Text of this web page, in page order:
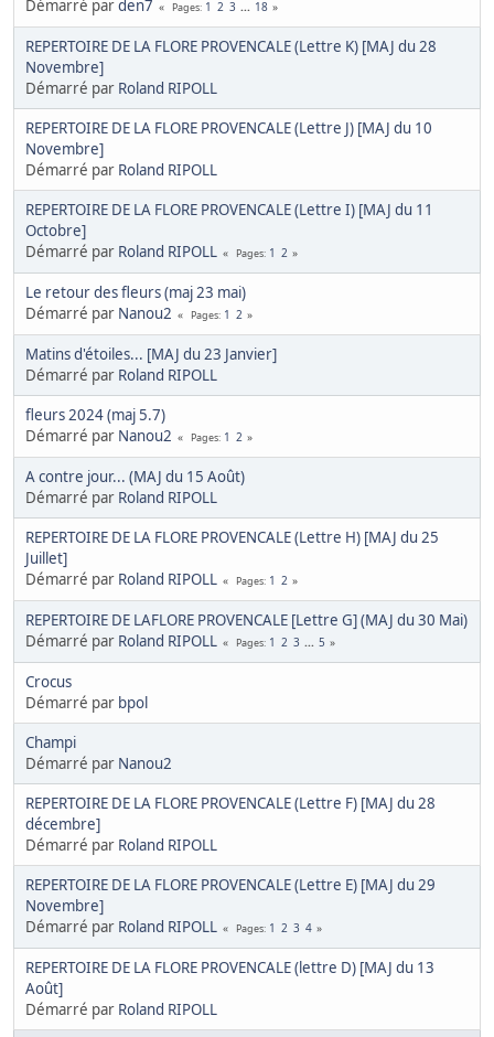
Démarré parden7 Pages 1 2 3 ... 18
REPERTOIRE DE LA FLORE PROVENCALE (Lettre K) [MAJ du 28
Novembre]
Démarré par Roland RIPOLL
REPERTOIRE DE LA FLORE PROVENCALE (Lettre J) [MAJ du 10
Novembre]
Démarré par Roland RIPOLL
REPERTOIRE DE LA FLORE PROVENCALE (Lettre I) [MAJ du 11
Octobre]
Démarré par Roland RIPOLL Pages 1 2
Le retour des fleurs (maj 23 mai)
Démarré par Nanou2 Pages 1 2
Matins d'étoiles... [MAJ du 23 Janvier]
Démarré par Roland RIPOLL
fleurs 2024 (maj 5.7)
Démarré par Nanou2 Pages 1 2
A contre jour... (MAJ du 15 Août)
Démarré par Roland RIPOLL
REPERTOIRE DE LA FLORE PROVENCALE (Lettre H) [MAJ du 25
Juillet]
Démarré par Roland RIPOLL Pages 1 2
REPERTOIRE DE LAFLORE PROVENCALE [Lettre G] (MAJ du 30 Mai)
Démarré par Roland RIPOLL Pages 1 2 3 ... 5
Crocus
Démarré par bpol
Champi
Démarré par Nanou2
REPERTOIRE DE LA FLORE PROVENCALE (Lettre F) [MAJ du 28
décembre]
Démarré par Roland RIPOLL
REPERTOIRE DE LA FLORE PROVENCALE (Lettre E) [MAJ du 29
Novembre]
Démarré par Roland RIPOLL Pages 1 2 3 4
REPERTOIRE DE LA FLORE PROVENCALE (lettre D) [MAJ du 13
Août]
Démarré par Roland RIPOLL